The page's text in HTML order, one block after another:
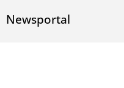
Newsportal